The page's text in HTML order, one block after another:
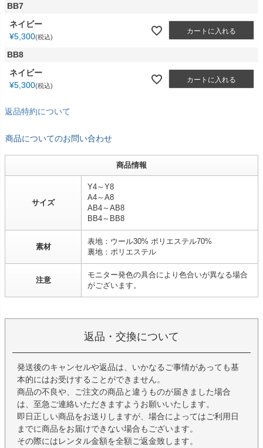
BB7
ネイビー
¥5,300 税込
カートに入れる
BB8
ネイビー
¥5,300 税込
カートに入れる
返品特約について
商品についてのお問い合わせ
商品情報
サイズ
Y4～Y8
A4～A8
AB4～AB8
BB4～BB8
素材
表地：ウール30% ポリエステル70%
裏地：ポリエステル
注意
モニター発色の具合により色合いが異なる場合
がございます。
返品・交換について
発送後のキャンセルや返品は、いかなるご事情があっても基
本的にはお受けすることができません。
商品の不良や、ご注文の商品と違うものが届きました場合
は、至急ご連絡いただきますようお願いいたします。
即日正しい商品をお送りしますが、場合によってはご利用日
までに商品をお届けできない場合もございます。
その際にはレンタル金額を全額ご返金致します。